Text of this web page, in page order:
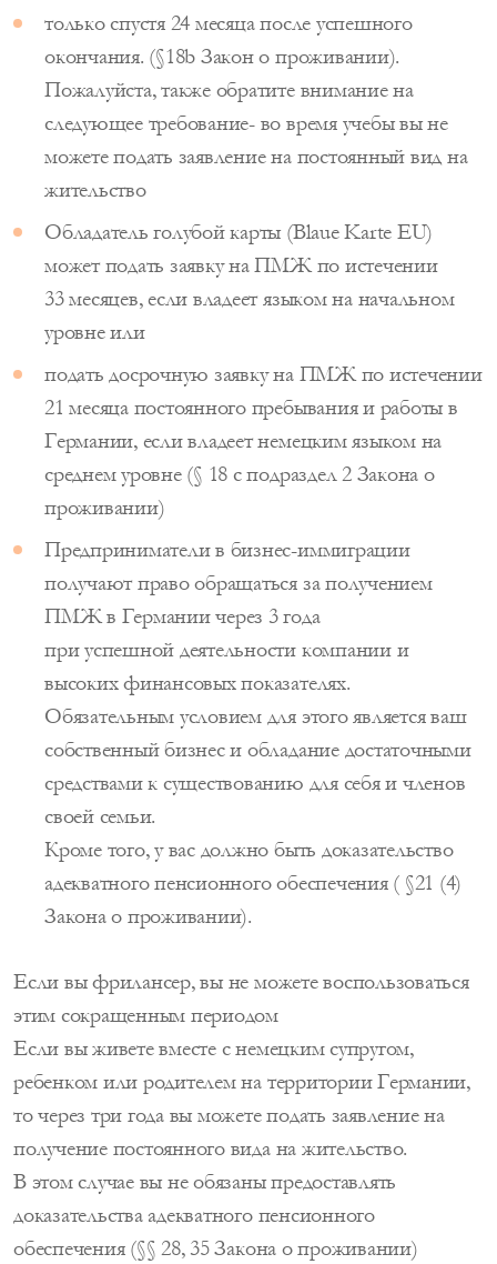
только спустя 24 месяца после успешного
окончания. (§18b Закон о проживании).
Пожалуйста, также обратите внимание на
следующее требование- во время учебы вы не
можете подать заявление на постоянный вид на
жительство
Обладатель голубой карты (Blaue Karte EU)
может подать заявку на ПМЖ по истечении
33 месяцев, если владеет языком на начальном
уровне или
подать досрочную заявку на ПМЖ по истечении
21 месяца постоянного пребывания и работы в
Германии, если владеет немецким языком на
среднем уровне (§ 18 c подраздел 2 Закона о
проживании)
Предприниматели в бизнес-иммиграции
получают право обращаться за получением
ПМЖ в Германии через 3 года
при успешной деятельности компании и
высоких финансовых показателях.
Обязательным условием для этого является ваш
собственный бизнес и обладание достаточными
средствами к существованию для себя и членов
своей семьи.
Кроме того, у вас должно быть доказательство
адекватного пенсионного обеспечения ( §21 (4)
Закона о проживании).
Если вы фрилансер, вы не можете воспользоваться
этим сокращенным периодом
Если вы живете вместе с немецким супругом,
ребенком или родителем на территории Германии,
то через три года вы можете подать заявление на
получение постоянного вида на жительство.
В этом случае вы не обязаны предоставлять
доказательства адекватного пенсионного
обеспечения (§§ 28, 35 Закона о проживании)